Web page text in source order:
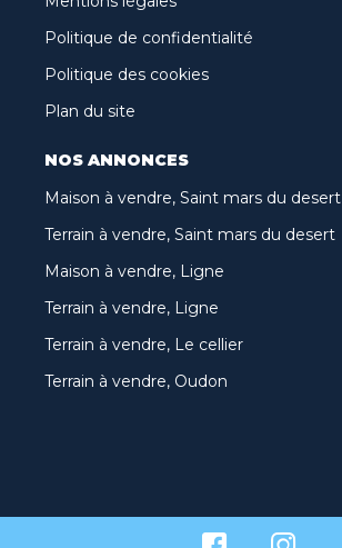
Politique de confidentialité
Politique des cookies
Plan du site
NOS ANNONCES
Maison à vendre, Saint mars du desert
Terrain à vendre, Saint mars du desert
Maison à vendre, Ligne
Terrain à vendre, Ligne
Terrain à vendre, Le cellier
Terrain à vendre, Oudon